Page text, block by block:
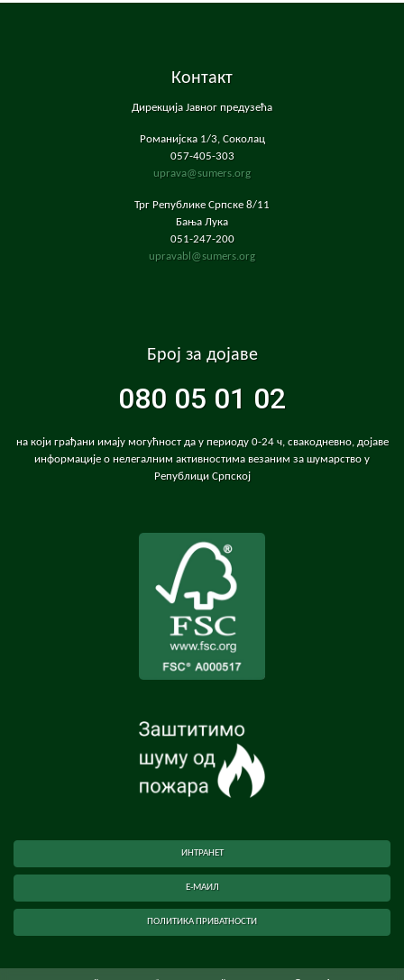
Контакт
Дирекција Јавног предузећа
Романијска 1/3, Соколац
057-405-303
uprava@sumers.org
Трг Републике Српске 8/11
Бања Лука
051-247-200
upravabl@sumers.org
Број за дојаве
080 05 01 02
на који грађани имају могућност да у периоду 0-24 ч, свакодневно, дојаве
информације о нелегалним активностима везаним за шумарство у
Републици Српској
ИНТРАНЕТ
Е-МАИЛ
ПОЛИТИКА ПРИВАТНОСТИ